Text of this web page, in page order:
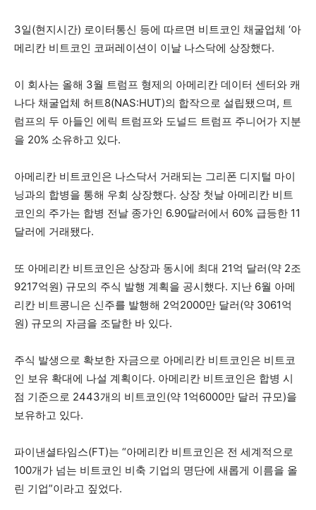
3일(현지시간) 로이터통신 등에 따르면 비트코인 채굴업체 ‘아
메리칸 비트코인 코퍼레이션이 이날 나스닥에 상장했다.
이 회사는 올해 3월 트럼프 형제의 아메리칸 데이터 센터와 캐
나다 채굴업체 허트8(NAS:HUT)의 합작으로 설립됐으며, 트
럼프의 두 아들인 에릭 트럼프와 도널드 트럼프 주니어가 지분
을 20% 소유하고 있다.
아메리칸 비트코인은 나스닥서 거래되는 그리폰 디지털 마이
닝과의 합병을 통해 우회 상장했다. 상장 첫날 아메리칸 비트
코인의 주가는 합병 전날 종가인 6.90달러에서 60% 급등한 11
달러에 거래됐다.
또 아메리칸 비트코인은 상장과 동시에 최대 21억 달러(약 2조
9217억원) 규모의 주식 발행 계획을 공시했다. 지난 6월 아메
리칸 비트콩니은 신주를 발행해 2억2000만 달러(약 3061억
원) 규모의 자금을 조달한 바 있다.
주식 발생으로 확보한 자금으로 아메리칸 비트코인은 비트코
인 보유 확대에 나설 계획이다. 아메리칸 비트코인은 합병 시
점 기준으로 2443개의 비트코인(약 1억6000만 달러 규모)을
보유하고 있다.
파이낸셜타임스(FT)는 “아메리칸 비트코인은 전 세계적으로
100개가 넘는 비트코인 비축 기업의 명단에 새롭게 이름을 올
린 기업”이라고 짚었다.